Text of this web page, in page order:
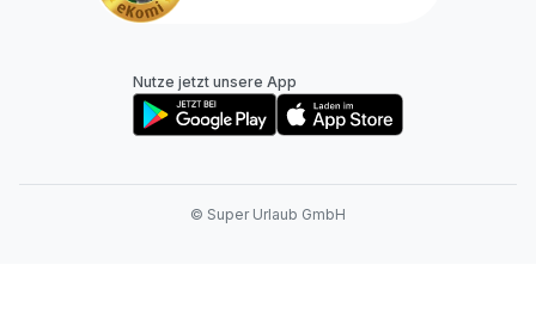
Nutze jetzt unsere App
© Super Urlaub GmbH